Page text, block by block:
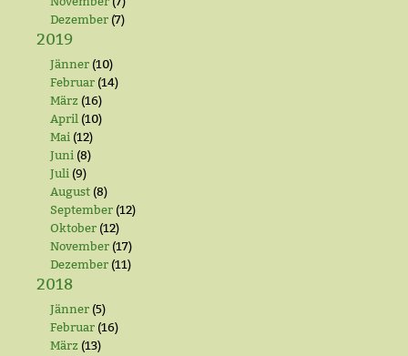
Dezember (7)
2019
Jänner (10)
Februar (14)
März (16)
April (10)
Mai (12)
Juni (8)
Juli (9)
August (8)
September (12)
Oktober (12)
November (17)
Dezember (11)
2018
Jänner (5)
Februar (16)
März (13)